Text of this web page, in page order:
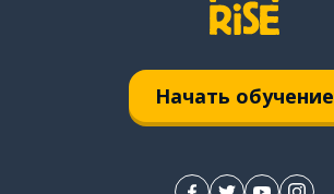
Начать обучение